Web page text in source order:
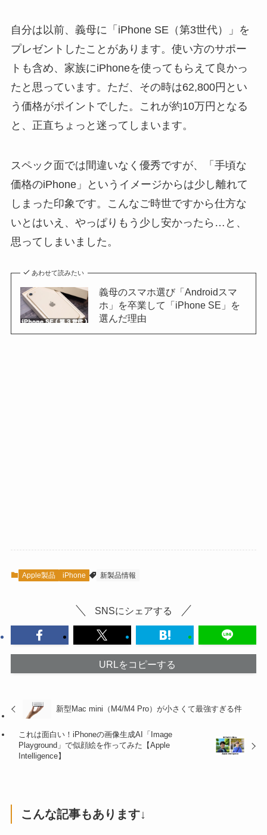
自分は以前、義母に「iPhone SE（第3世代）」を
プレゼントしたことがあります。使い方のサポー
トも含め、家族にiPhoneを使ってもらえて良かっ
たと思っています。ただ、その時は62,800円とい
う価格がポイントでした。これが約10万円となる
と、正直ちょっと迷ってしまいます。
スペック面では間違いなく優秀ですが、「手頃な
価格のiPhone」というイメージからは少し離れて
しまった印象です。こんなご時世ですから仕方な
いとはいえ、やっぱりもう少し安かったら…と、
思ってしまいました。
あわせて読みたい
義母のスマホ選び「Androidスマ
ホ」を卒業して「iPhone SE」を
選んだ理由
Apple製品 iPhone 新製品情報
SNSにシェアする
URLをコピーする
新型Mac mini（M4/M4 Pro）が小さくて最強すぎる件
これは面白い！iPhoneの画像生成AI「Image
Playground」で似顔絵を作ってみた【Apple
Intelligence】
こんな記事もあります↓